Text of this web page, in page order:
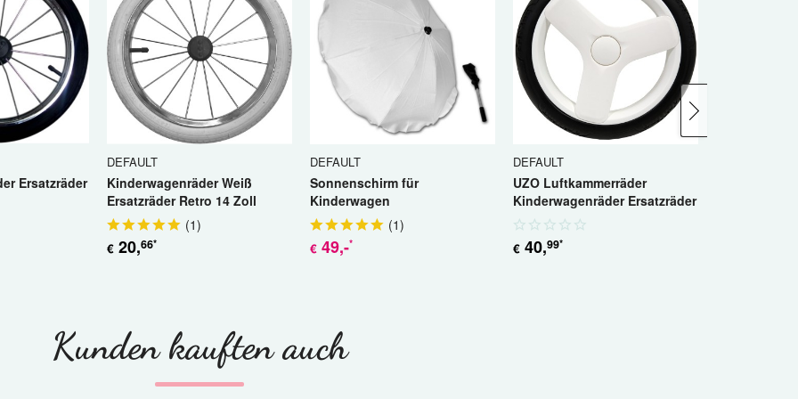
Ersatzräder
DEFAULT
Kinderwagenräder Weiß
Ersatzräder Retro 14 Zoll
(1)
€ 20,66*
DEFAULT
Sonnenschirm für
Kinderwagen
(1)
€ 49,-*
DEFAULT
UZO Luftkammerräder
Kinderwagenräder Ersatzräder
12 Zoll
€ 40,99*
Kunden kauften auch